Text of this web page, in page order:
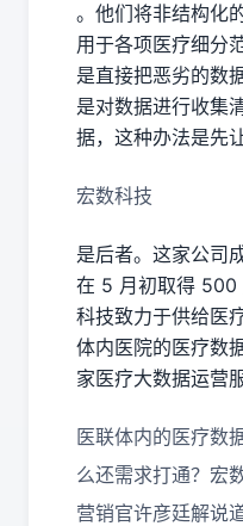
。他们将非结构化
用于各项医疗细分
是直接把恶劣的数
是对数据进行收集
据，这种办法是先
宏数科技
是后者。这家公司
在 5 月初取得 500
科技致力于供给医
体内医院的医疗数
家医疗大数据运营
医联体内的医疗数
么还需求打通？宏
营销官许彦廷解说